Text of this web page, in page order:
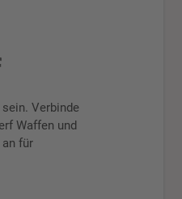
Verbinde
Waffen und
für